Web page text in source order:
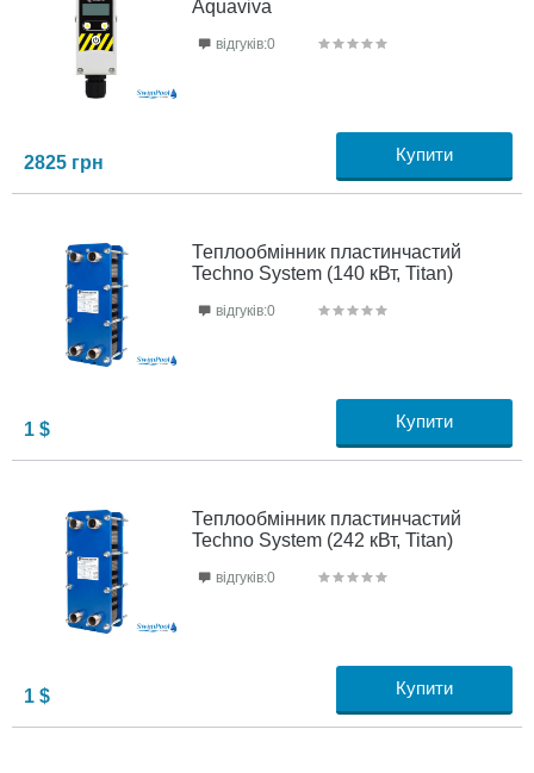
Aquaviva
2825 грн Купити
відгуків:0
Теплообмінник пластинчастий
Techno System (140 кВт, Titan)
1 $ Купити
відгуків:0
Теплообмінник пластинчастий
Techno System (242 кВт, Titan)
1 $ Купити
відгуків:0